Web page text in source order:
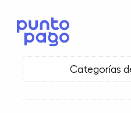
Categorías